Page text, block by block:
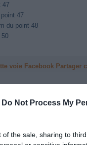
Do Not Process My
of the sale, sharing to
47
47
du point 48
50
Facebook Partager